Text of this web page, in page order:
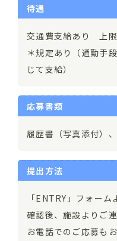
待遇
交通費支給あり 上
＊規定あり（通勤手
じて支給）
応募書類
履歴書（写真添付）
提出方法
「ENTRY」フォーム
確認後、施設よりご連
お電話でのご応募も